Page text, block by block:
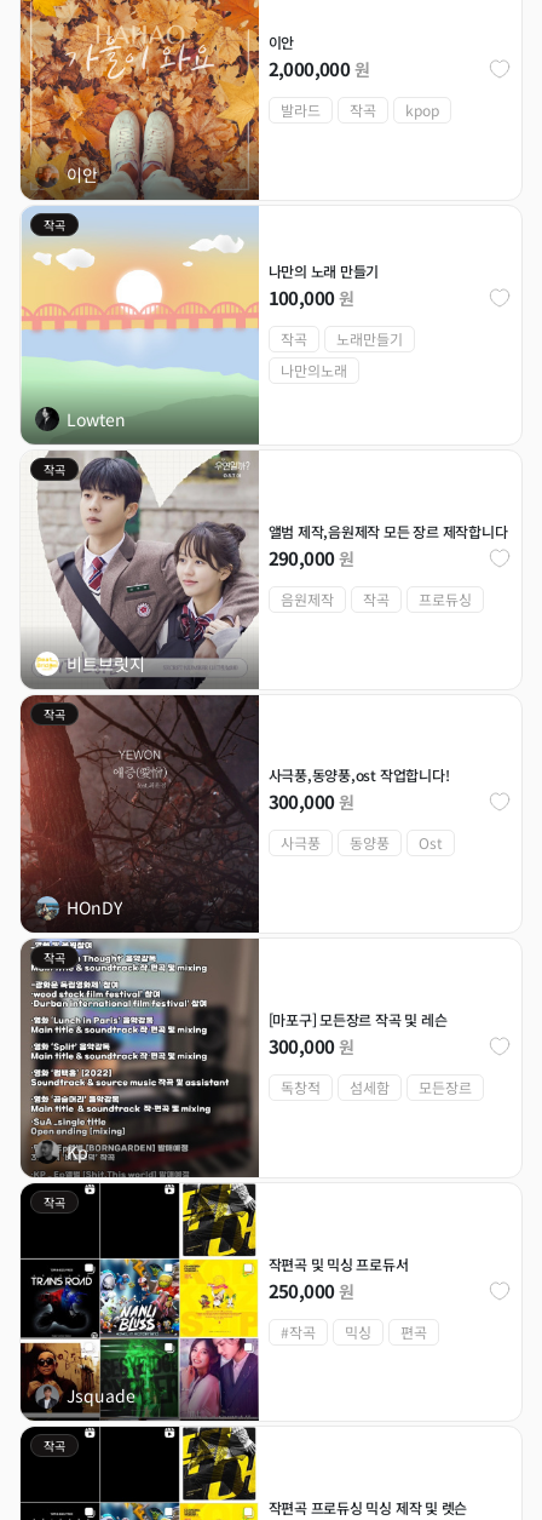
이안
이안
2,000,000원
발라드 작곡 kpop
작곡
Lowten
나만의 노래 만들기
100,000원
작곡
노래만들기
나만의노래
작곡
비트브릿지
앨범 제작,음원제작 모든 장르 제작합니다
290,000원
음원제작 작곡 프로듀싱
작곡
HOnDY
사극풍,동양풍,ost 작업합니다!
300,000원
사극풍 동양풍 Ost
작곡
Kp
[마포구] 모든장르 작곡 및 레슨
300,000원
독창적 섬세함 모든장르
작곡
Jsquade
작편곡 및 믹싱 프로듀서
250,000원
#작곡 믹싱 편곡
작곡
작편곡 프로듀싱 믹싱 제작 및 렛슨